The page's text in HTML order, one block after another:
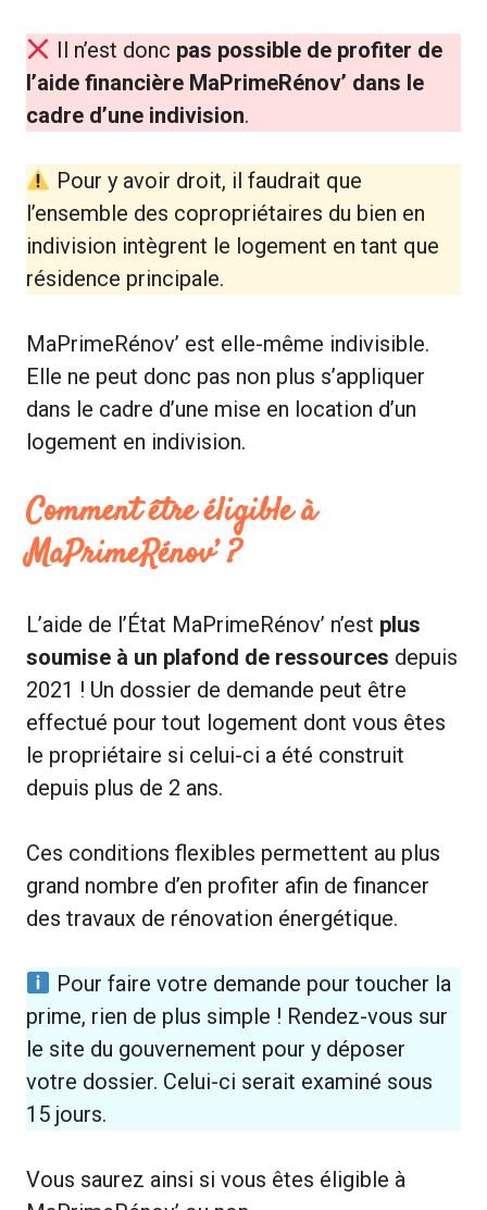
Il n’est donc pas possible de profiter de
l’aide financière MaPrimeRénov’ dans le
cadre d’une indivision.
Pour y avoir droit, il faudrait que
l’ensemble des copropriétaires du bien en
indivision intègrent le logement en tant que
résidence principale.
MaPrimeRénov’ est elle-même indivisible.
Elle ne peut donc pas non plus s’appliquer
dans le cadre d’une mise en location d’un
logement en indivision.
Comment être éligible à
MaPrimeRénov’ ?
L’aide de l’État MaPrimeRénov’ n’est plus
soumise à un plafond de ressources depuis
2021 ! Un dossier de demande peut être
effectué pour tout logement dont vous êtes
le propriétaire si celui-ci a été construit
depuis plus de 2 ans.
Ces conditions flexibles permettent au plus
grand nombre d’en profiter afin de financer
des travaux de rénovation énergétique.
Pour faire votre demande pour toucher la
prime, rien de plus simple ! Rendez-vous sur
le site du gouvernement pour y déposer
votre dossier. Celui-ci serait examiné sous
15 jours.
Vous saurez ainsi si vous êtes éligible à